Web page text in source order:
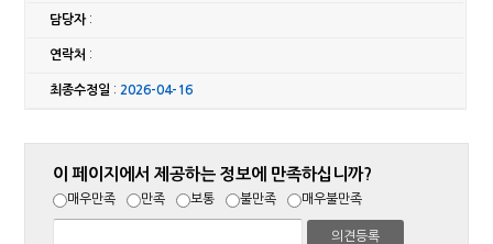
담당자:
연락처 :
최종수정일 :2026-04-16
이 페이지에서 제공하는 정보에 만족하십니까?
매우만족 만족 보통 불만족 매우불만족